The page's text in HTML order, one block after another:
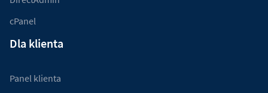
cPanel
Dla klienta
Panel klienta